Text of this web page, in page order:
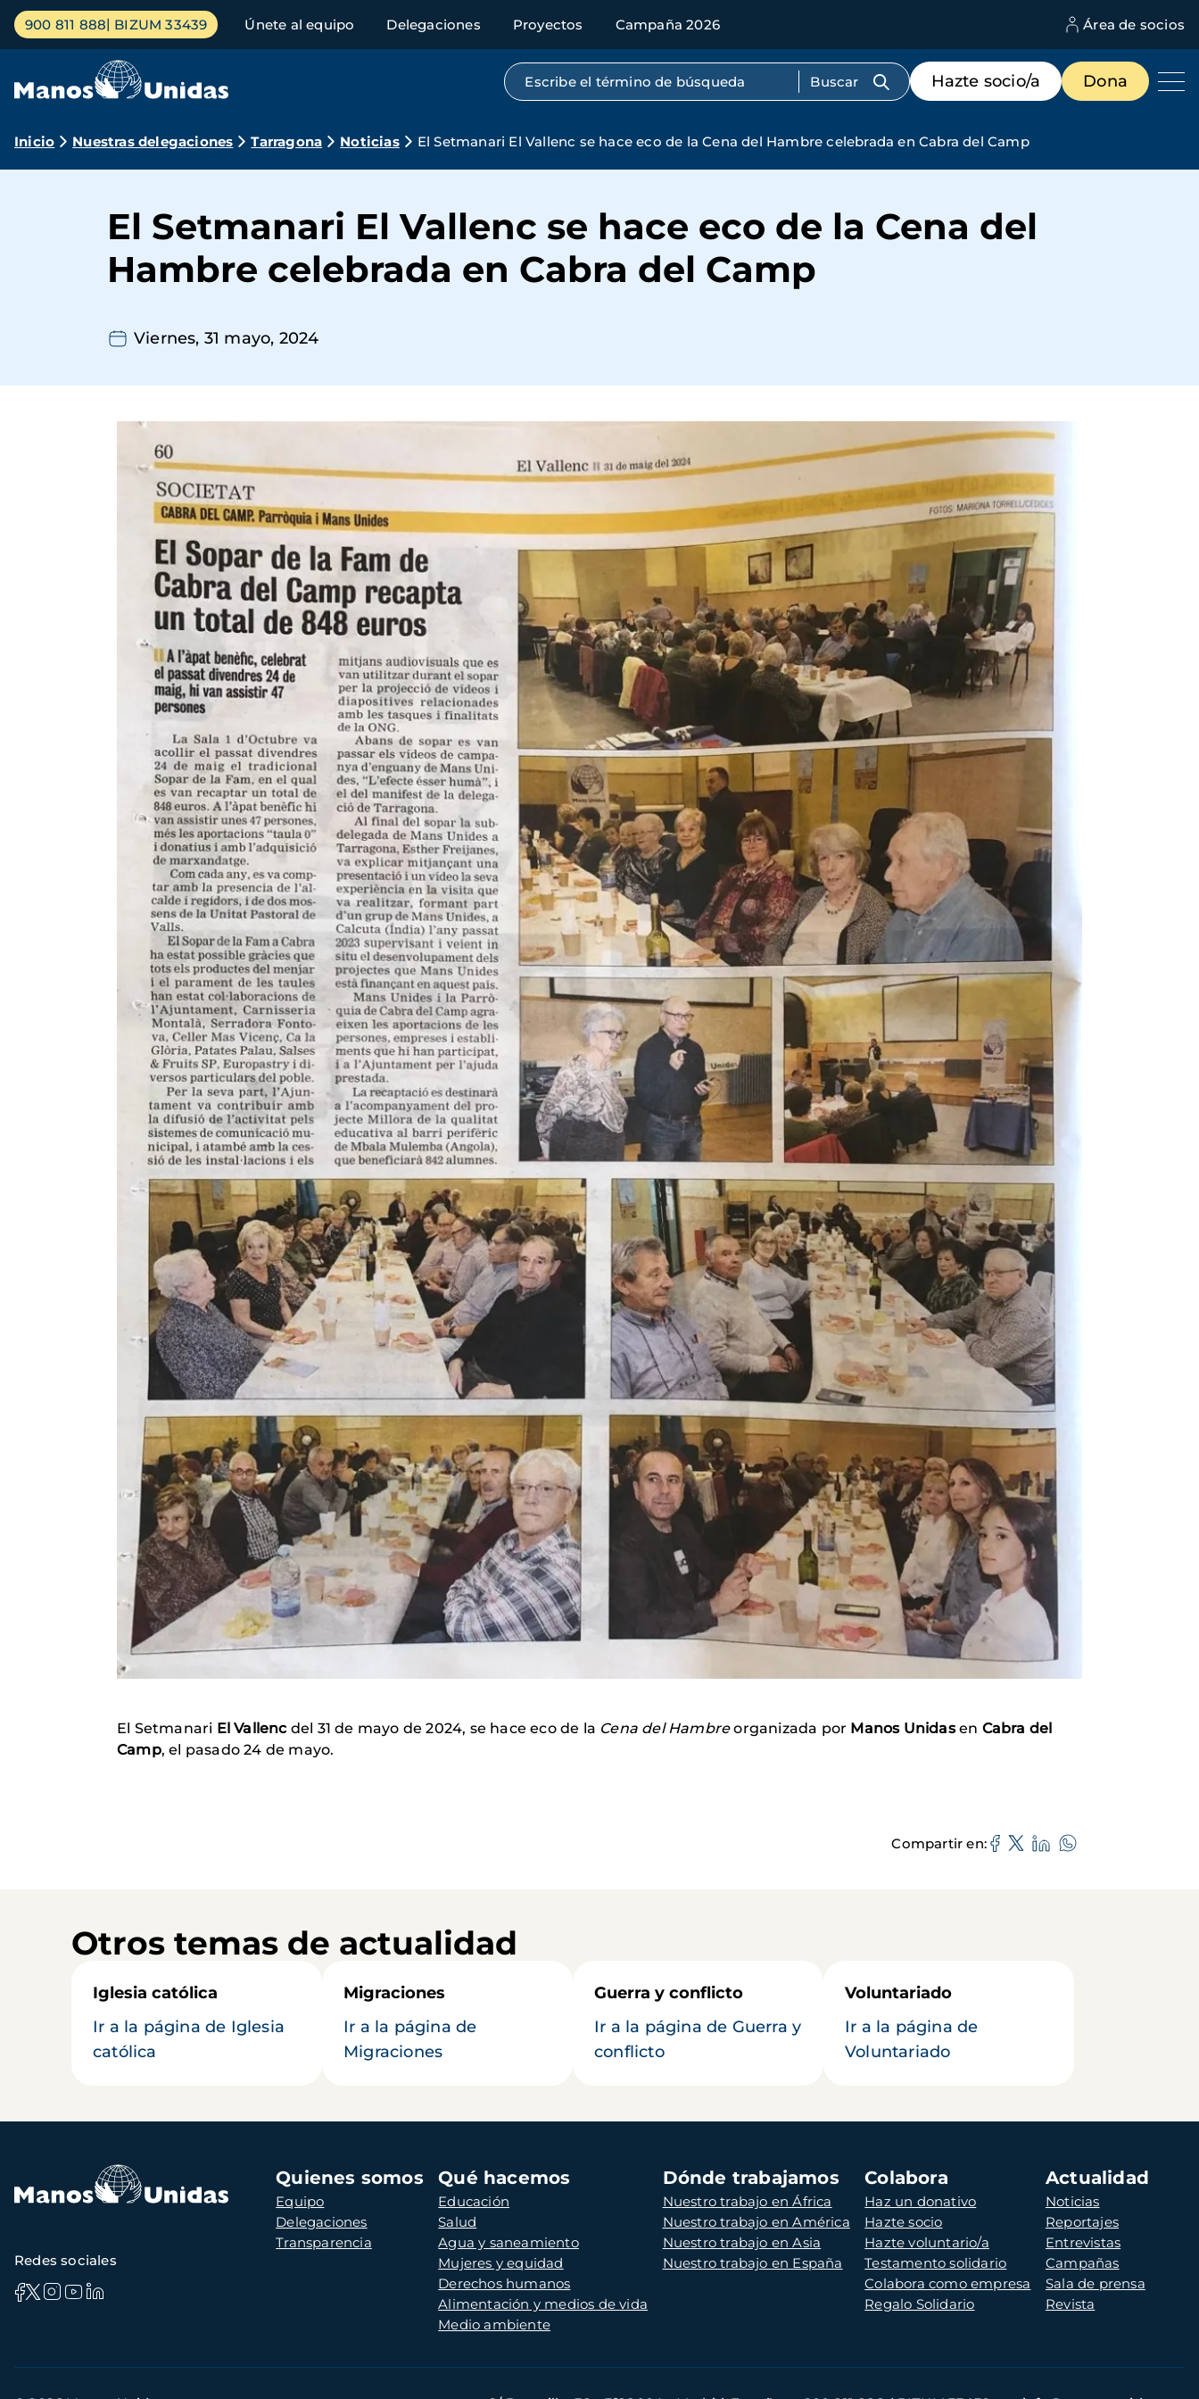
Pasar
contenido
Menú
principal
900 811 888 BIZUM 33439 Únete al equipo Delegaciones Proyectos Campaña 2026 Área de socios
Búsqueda por texto completo
Menú
de
destacados
Hazte socio/a Dona
Ruta
navegación
Inicio Nuestras delegaciones Tarragona Noticias El Setmanari El Vallenc se hace eco de la Cena del Hambre celebrada en Cabra del Camp
El Setmanari El Vallenc se hace eco de la Cena del
Hambre celebrada en Cabra del Camp
Viernes, 31 mayo, 2024
El Setmanari El Vallencdel 31 de mayo de 2024, se hace eco de la Cena del Hambreorganizada por Manos Unidasen Cabra del
Camp, el pasado 24 de mayo.
Compartir en
Otros temas de actualidad
Iglesia católica
Ir a la página de Iglesia
católica
Migraciones
Ir a la página de
Migraciones
Guerra y conflicto
Ir a la página de Guerra y
conflicto
Voluntariado
Ir a la página de
Voluntariado
Navegación
principal
Quienes somos
Equipo
Delegaciones
Transparencia
Qué hacemos
Educación
Salud
Agua y saneamiento
Mujeres y equidad
Derechos humanos
Alimentación y medios de vida
Medio ambiente
Dónde trabajamos
Nuestro trabajo en África
Nuestro trabajo en América
Nuestro trabajo en Asia
Nuestro trabajo en España
Colabora
Haz un donativo
Hazte socio
Hazte voluntario/a
Testamento solidario
Colabora como empresa
Regalo Solidario
Actualidad
Noticias
Reportajes
Entrevistas
Campañas
Sala de prensa
Revista
Redes sociales